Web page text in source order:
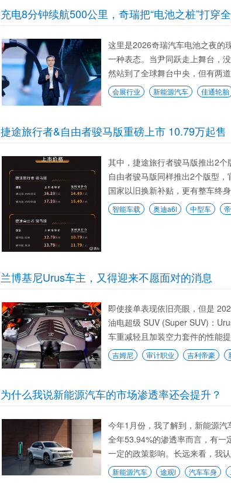
充电8分钟续航500公里，奇瑞把“电池之桩”打穿
这里是2026奇瑞汽车电池之夜的
一种表态。当尹同跃走上舞台，
然站到了全球舞台中央，但有两
会展行业 新能源汽车 佳通轮胎
捷途旅行者&自由者骏马版重磅上市 10.79万起售
其中，捷途旅行者骏马版推出2
自由者骏马版同样推出2个版型
国家以旧换新补贴，更有整车终
智能车载 奥迪a6l 中型车
兰博基尼Urus车主，又得迎来不愿面对的消息
即使接单表现依旧亮眼，但是
油电超级 SUV (Super SUV)：
车重减轻且加装空力套件的性能
吉姆尼 审计职业 吉利帝豪
为什么我说新能源汽车的市场渗透率还会提升？
今年1月份，我了解到，新能源
全年53.94%的渗透率而言，有一
一定的政策影响。长远来看，我
新能源汽车 途观l 汽车车身